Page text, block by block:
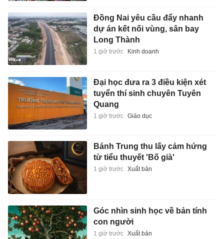
Đồng Nai yêu cầu đẩy nhanh
dự án kết nối vùng, sân bay
Long Thành
1 giờ trước Kinh doanh
Đại học đưa ra 3 điều kiện xét
tuyển thí sinh chuyên Tuyên
Quang
1 giờ trước Giáo dục
Bánh Trung thu lấy cảm hứng
từ tiểu thuyết 'Bố già'
1 giờ trước Xuất bản
Góc nhìn sinh học về bản tính
con người
1 giờ trước Xuất bản